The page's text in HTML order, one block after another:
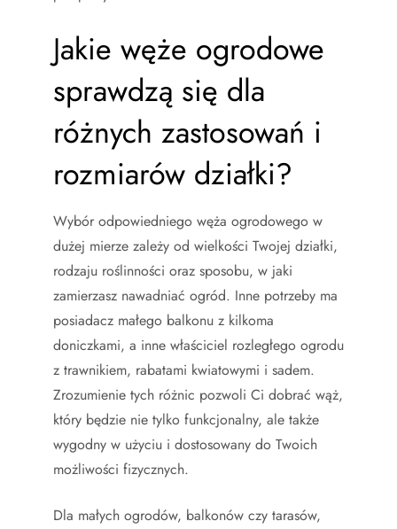
Jakie węże ogrodowe
sprawdzą się dla
różnych zastosowań i
rozmiarów działki?
Wybór odpowiedniego węża ogrodowego w
dużej mierze zależy od wielkości Twojej działki,
rodzaju roślinności oraz sposobu, w jaki
zamierzasz nawadniać ogród. Inne potrzeby ma
posiadacz małego balkonu z kilkoma
doniczkami, a inne właściciel rozległego ogrodu
z trawnikiem, rabatami kwiatowymi i sadem.
Zrozumienie tych różnic pozwoli Ci dobrać wąż,
który będzie nie tylko funkcjonalny, ale także
wygodny w użyciu i dostosowany do Twoich
możliwości fizycznych.
Dla małych ogrodów, balkonów czy tarasów,